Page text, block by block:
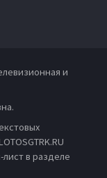
и
лист в разделе